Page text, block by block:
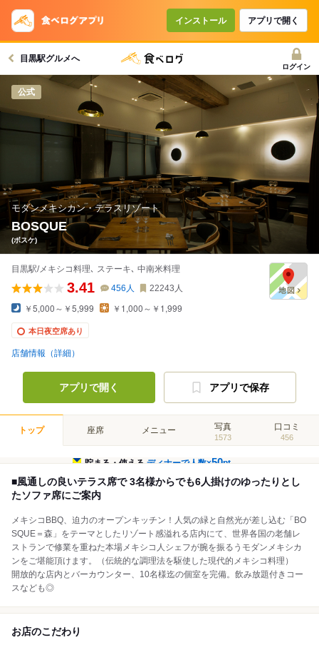
インストール アプリで開く
目黒駅グルメへ
ログイン
公式
モダンメキシカン・テラスリゾート
BOSQUE
(ボスケ)
目黒駅/メキシコ料理､ ステーキ､ 中南米料理
3.41 456 人 22243 人
￥5,000～￥5,999 ￥1,000～￥1,999
本日夜空席あり
店舗情報（詳細）
アプリで開く アプリで保存
トップ 座席 メニュー 写真
1573
口コミ
456
貯まる・使えるディナーで人数×50pt
■風通しの良いテラス席で 3名様からでも6人掛けのゆったりとし
たソファ席にご案内
メキシコBBQ、迫力のオープンキッチン！人気の緑と自然光が差し込む「BO
SQUE＝森」をテーマとしたリゾート感溢れる店内にて、世界各国の老舗レ
ストランで修業を重ねた本場メキシコ人シェフが腕を振るうモダンメキシカ
ンをご堪能頂けます。（伝統的な調理法を駆使した現代的メキシコ料理）
開放的な店内とバーカウンター、10名様迄の個室を完備。飲み放題付きコー
スなども◎
お店のこだわり
コースで使えるクーポン
戻る
クーポンを利用せず予約する